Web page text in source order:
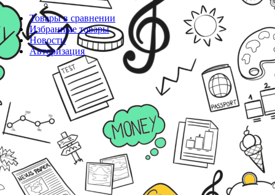
Товары в сравнении
Избранные товары
Новости
Авторизация